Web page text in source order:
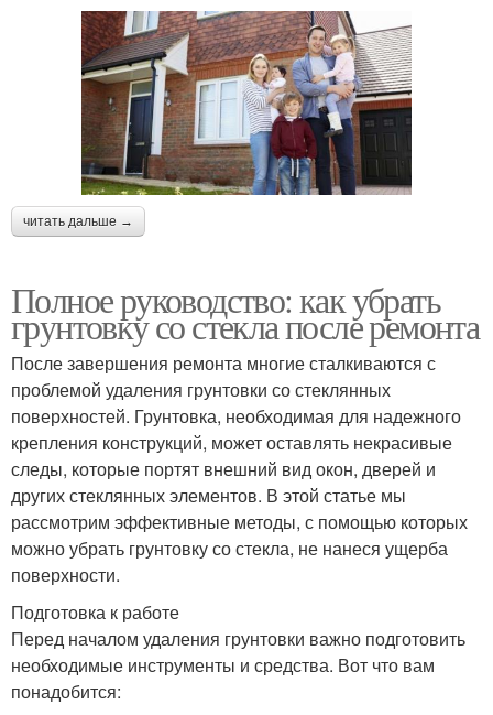
читать дальше →
Полное руководство: как убрать
грунтовку со стекла после ремонта
После завершения ремонта многие сталкиваются с
проблемой удаления грунтовки со стеклянных
поверхностей. Грунтовка, необходимая для надежного
крепления конструкций, может оставлять некрасивые
следы, которые портят внешний вид окон, дверей и
других стеклянных элементов. В этой статье мы
рассмотрим эффективные методы, с помощью которых
можно убрать грунтовку со стекла, не нанеся ущерба
поверхности.
Подготовка к работе
Перед началом удаления грунтовки важно подготовить
необходимые инструменты и средства. Вот что вам
понадобится: